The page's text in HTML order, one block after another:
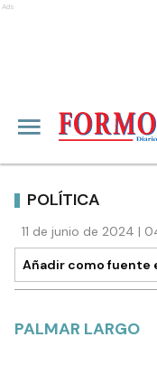
Ads
POLÍTICA
11 de junio de 2024 |
Añadir como fuente
PALMAR LARGO